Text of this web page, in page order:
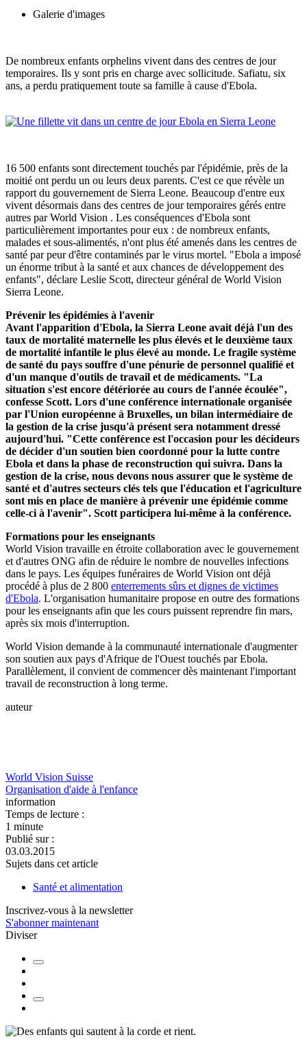
Galerie d'images
De nombreux enfants orphelins vivent dans des centres de jour
temporaires. Ils y sont pris en charge avec sollicitude. Safiatu, six
ans, a perdu pratiquement toute sa famille à cause d'Ebola.
16 500 enfants sont directement touchés par l'épidémie, près de la
moitié ont perdu un ou leurs deux parents. C'est ce que révèle un
rapport du gouvernement de Sierra Leone. Beaucoup d'entre eux
vivent désormais dans des centres de jour temporaires gérés entre
autres par World Vision . Les conséquences d'Ebola sont
particulièrement importantes pour eux : de nombreux enfants,
malades et sous-alimentés, n'ont plus été amenés dans les centres de
santé par peur d'être contaminés par le virus mortel. "Ebola a imposé
un énorme tribut à la santé et aux chances de développement des
enfants", déclare Leslie Scott, directeur général de World Vision
Sierra Leone.
Prévenir les épidémies à l'avenir
Avant l'apparition d'Ebola, la Sierra Leone avait déjà l'un des
taux de mortalité maternelle les plus élevés et le deuxième taux
de mortalité infantile le plus élevé au monde. Le fragile système
de santé du pays souffre d'une pénurie de personnel qualifié et
d'un manque d'outils de travail et de médicaments. "La
situation s'est encore détériorée au cours de l'année écoulée",
confesse Scott. Lors d'une conférence internationale organisée
par l'Union européenne à Bruxelles, un bilan intermédiaire de
la gestion de la crise jusqu'à présent sera notamment dressé
aujourd'hui. "Cette conférence est l'occasion pour les décideurs
de décider d'un soutien bien coordonné pour la lutte contre
Ebola et dans la phase de reconstruction qui suivra. Dans la
gestion de la crise, nous devons nous assurer que le système de
santé et d'autres secteurs clés tels que l'éducation et l'agriculture
sont mis en place de manière à prévenir une épidémie comme
celle-ci à l'avenir". Scott participera lui-même à la conférence.
Formations pour les enseignants
World Vision travaille en étroite collaboration avec le gouvernement
et d'autres ONG afin de réduire le nombre de nouvelles infections
dans le pays. Les équipes funéraires de World Vision ont déjà
procédé à plus de 2 800 enterrements sûrs et dignes de victimes
d'Ebola. L'organisation humanitaire propose en outre des formations
pour les enseignants afin que les cours puissent reprendre fin mars,
après six mois d'interruption.
World Vision demande à la communauté internationale d'augmenter
son soutien aux pays d'Afrique de l'Ouest touchés par Ebola.
Parallèlement, il convient de commencer dès maintenant l'important
travail de reconstruction à long terme.
auteur
World Vision Suisse
Organisation d'aide à l'enfance
information
Temps de lecture :
1 minute
Publié sur :
03.03.2015
Sujets dans cet article
Santé et alimentation
Inscrivez-vous à la newsletter
S'abonner maintenant
Diviser